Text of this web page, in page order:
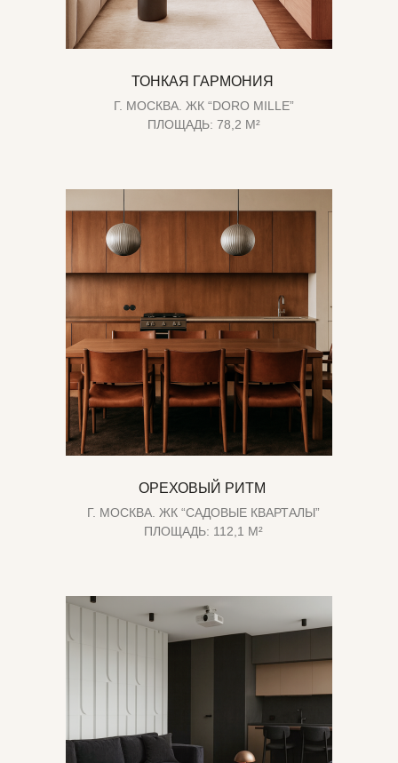
ТОНКАЯ ГАРМОНИЯ
Г. МОСКВА. ЖК “DORO MILLE”
ПЛОЩАДЬ: 78,2 М²
ОРЕХОВЫЙ РИТМ
Г. МОСКВА. ЖК “САДОВЫЕ КВАРТАЛЫ”
ПЛОЩАДЬ: 112,1 М²